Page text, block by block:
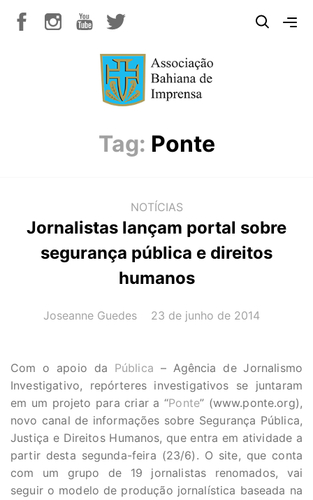
Tag: Ponte
NOTÍCIAS
Jornalistas lançam portal sobre
segurança pública e direitos
humanos
AUTOR(A):
Joseanne Guedes DATA:
23 de junho de 2014
Com o apoio da Pública – Agência de Jornalismo
Investigativo, repórteres investigativos se juntaram
em um projeto para criar a “Ponte” (www.ponte.org),
novo canal de informações sobre Segurança Pública,
Justiça e Direitos Humanos, que entra em atividade a
partir desta segunda-feira (23/6). O site, que conta
com um grupo de 19 jornalistas renomados, vai
seguir o modelo de produção jornalística baseada na